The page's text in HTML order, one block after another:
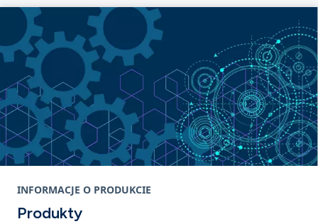
INFORMACJE O PRODUKCIE
Produkty